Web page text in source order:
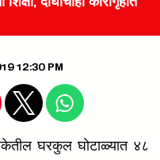
12:30 PM
घरकुल घोटाळ्यात ४८